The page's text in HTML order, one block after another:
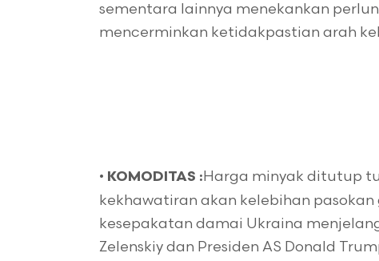
sementara lainnya menekankan
mencerminkan ketidakpastian arah
• KOMODITAS : Harga minyak ditutup
kekhawatiran akan kelebihan
kesepakatan damai Ukraina
Zelenskiy dan Presiden AS Donald